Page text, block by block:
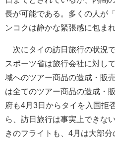
長が可能である。多くの人が
ンコクは静かな緊張感に包まれ
次にタイの訪日旅行の状況
スポーツ省は旅行会社に対し
域へのツアー商品の造成・販
は全てのツアー商品の造成・
府も4月3日からタイを入国拒
ら、訪日旅行は事実上できな
きのフライトも、4月は大部